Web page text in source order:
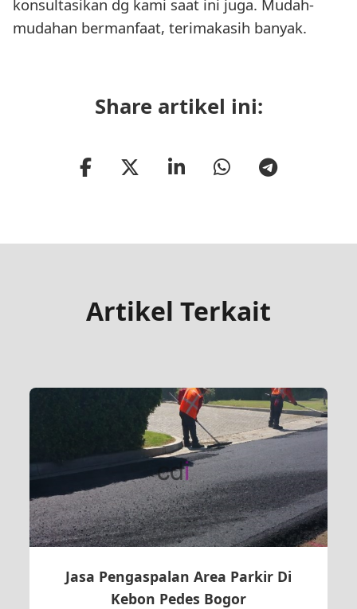
konsultasikan dg kami saat ini juga. Mudah-
mudahan bermanfaat, terimakasih banyak.
Share artikel ini:
Artikel Terkait
Jasa Pengaspalan Area Parkir Di
Kebon Pedes Bogor